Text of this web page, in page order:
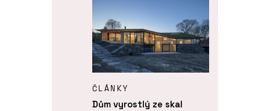
ČLÁNKY
Dům vyrostlý ze skal